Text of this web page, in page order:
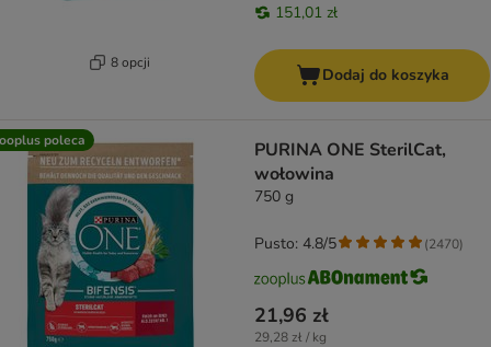
8 opcji
151,01 zł
Dodaj do koszyka
poleca
PURINA ONE SterilCat,
wołowina
750 g
21,96 zł
29,28 zł / kg
Pusto: 4.8/5 (2470)